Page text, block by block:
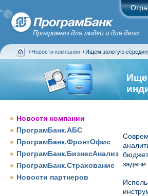
/ Новости компании / Ищем золотую
Новости компании
ПрограмБанк.АБС
ПрограмБанк.ФронтОфис
ПрограмБанк.БизнесАнализ
ПрограмБанк.Страхование
Новости партнеров